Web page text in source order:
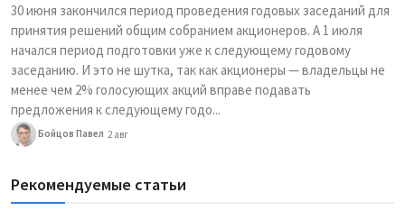
30 июня закончился период проведения годовых заседаний для
принятия решений общим собранием акционеров. А 1 июля
начался период подготовки уже к следующему годовому
заседанию. И это не шутка, так как акционеры — владельцы не
менее чем 2% голосующих акций вправе подавать
предложения к следующему годо...
Бойцов Павел 2 авг
Рекомендуемые статьи